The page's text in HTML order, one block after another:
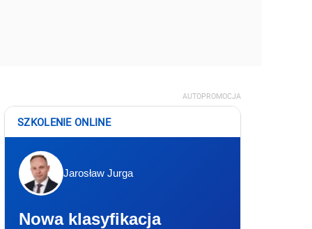
AUTOPROMOCJA
SZKOLENIE ONLINE
Jarosław Jurga
Nowa klasyfikacja